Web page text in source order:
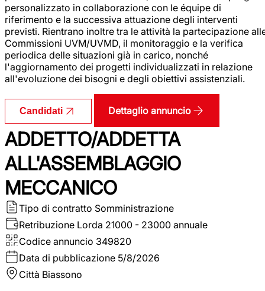
personalizzato in collaborazione con le équipe di
riferimento e la successiva attuazione degli interventi
previsti. Rientrano inoltre tra le attività la partecipazione
Commissioni UVM/UVMD, il monitoraggio e la verifica
periodica delle situazioni già in carico, nonché
l'aggiornamento dei progetti individualizzati in relazione
all'evoluzione dei bisogni e degli obiettivi assistenziali.
Candidati Dettaglio annuncio
ADDETTO/ADDETTA
ALL'ASSEMBLAGGIO
MECCANICO
Tipo di contratto Somministrazione
Retribuzione Lorda 21000 - 23000 annuale
Codice annuncio 349820
Data di pubblicazione 5/8/2026
Città Biassono